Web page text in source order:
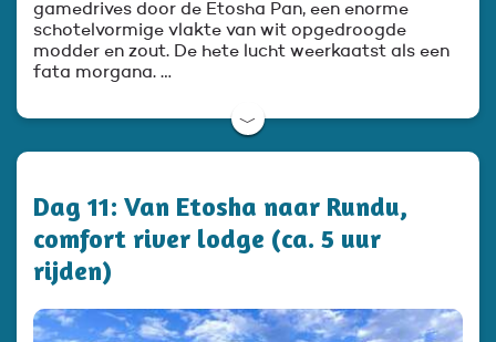
gamedrives door de Etosha Pan, een enorme
schotelvormige vlakte van wit opgedroogde
modder en zout. De hete lucht weerkaatst als een
fata morgana. …
﹀
Dag 11: Van Etosha naar Rundu,
comfort river lodge (ca. 5 uur
rijden)